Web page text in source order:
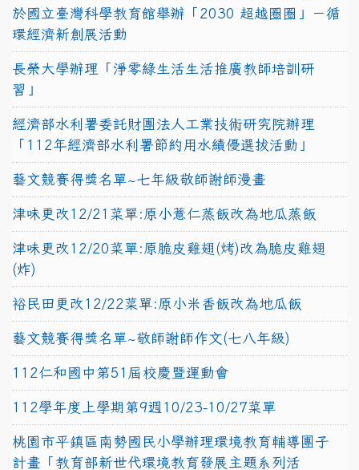
於國立臺灣科學教育館舉辦「2030 超越圈圈」－循
環經濟新創展活動
長榮大學辦理「淨零綠生活生活推廣教師培訓研
習」
經濟部水利署委託財團法人工業技術研究院辦理
「112年經濟部水利署節約用水績優選拔活動」
藝文競賽得獎名單~七年級敬師謝師漫畫
津味更改12/21菜單:原小薏仁蒸飯改為地瓜蒸飯
津味更改12/20菜單:原脆皮雞翅(烤)改為脆皮雞翅
(炸)
裕民田更改12/22菜單:原小米香飯改為地瓜飯
藝文競賽得獎名單~敬師謝師作文(七八年級)
112仁和國中第51屆校慶暨運動會
112學年度上學期第9週10/23-10/27菜單
桃園市平鎮區南勢國民小學辦理環境教育輔導團子
計畫「教育部新世代環境教育發展主題系列活